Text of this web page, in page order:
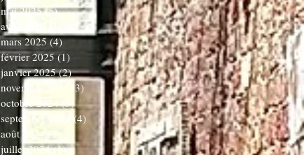
mai 2025 (5)5 posts
avril 2025
3 posts
mars 2025 (4)4 posts
février 2025 (1)
janvier 2025 (2)2 posts
novembre 2024 (3) 3 posts
octobre 2024 (5)5 posts
septembre 2024 (4) 4 posts
août 2024 (3) 3 posts
juillet 2024 (1)1 post